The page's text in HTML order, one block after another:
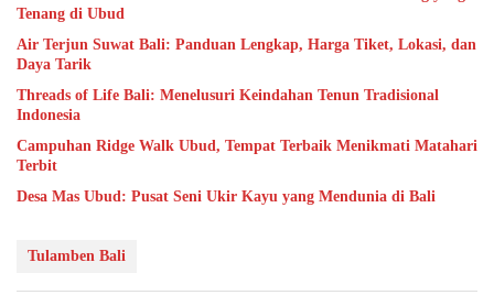
Tenang di Ubud
Air Terjun Suwat Bali: Panduan Lengkap, Harga Tiket, Lokasi, dan
Daya Tarik
Threads of Life Bali: Menelusuri Keindahan Tenun Tradisional
Indonesia
Campuhan Ridge Walk Ubud, Tempat Terbaik Menikmati Matahari
Terbit
Desa Mas Ubud: Pusat Seni Ukir Kayu yang Mendunia di Bali
Tulamben Bali